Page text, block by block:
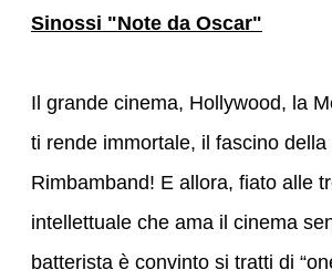
Sinossi "Note da Oscar"
Il grande cinema, Hollywood, la
ti rende immortale, il fascino
Rimbamband! E allora, fiato alle
intellettuale che ama il cinema
batterista è convinto si tratti di